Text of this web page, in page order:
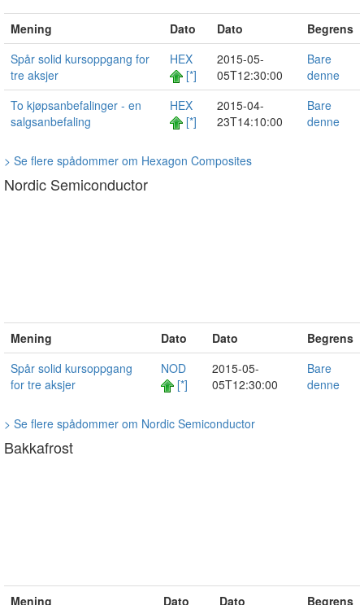
Mening Dato Dato
Begrens
Spår solid kursoppgang for
tre aksjer
HEX
[*]
2015-05-
05T12:30:00
Bare
denne
To kjøpsanbefalinger - en
salgsanbefaling
HEX
[*]
2015-04-
23T14:10:00
Bare
denne
> Se flere spådommer om Hexagon Composites
Nordic Semiconductor
Mening Dato Dato
Begrens
Spår solid kursoppgang
for tre aksjer
NOD
[*]
2015-05-
05T12:30:00
Bare
denne
> Se flere spådommer om Nordic Semiconductor
Bakkafrost
Mening Dato Dato Begrens